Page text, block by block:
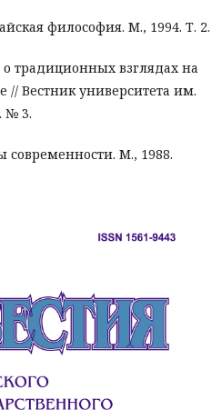
философия. М., 1994. Т. 2.
традиционных взглядах на
// Вестник университета им.
№ 3.
М., 1988.